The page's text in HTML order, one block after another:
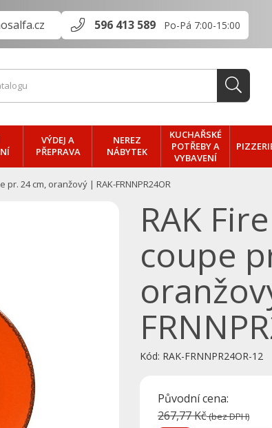
596 413 589 Po-Pá 7:00-15:00
VÝDEJ A
PŘEPRAVA
NEREZ
NÁBYTEK
KUCHAŘSKÉ
POTŘEBY A
VYBAVENÍ
pr. 24 cm, oranžový | RAK-FRNNPR24OR
RAK
coupe
Kód: RAK-FRNNPR24OR-12
Původní cena:
267,77 Kč(bez DPH)